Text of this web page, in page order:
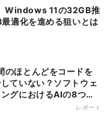
適化を進める狙いとは
ていない？ソフトウェ
グにおけるAIの8つの
レポート